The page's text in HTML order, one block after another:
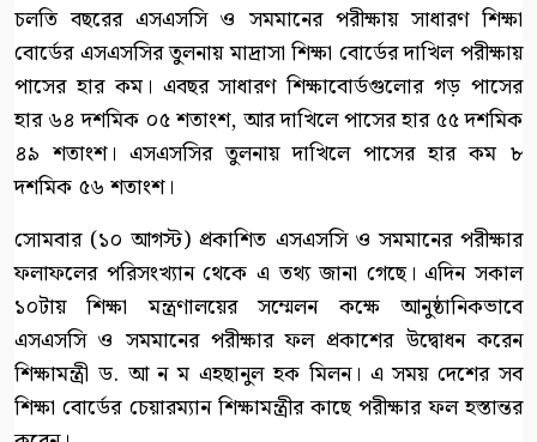
চলতি বছরের এসএসসি ও সমমানের পরীক্ষায় সাধারণ শিক্ষা
বোর্ডের এসএসসির তুলনায় মাদ্রাসা শিক্ষা বোর্ডের দাখিল পরীক্ষায়
পাসের হার কম। এবছর সাধারণ শিক্ষাবোর্ডগুলোর গড় পাসের
হার ৬৪ দশমিক ০৫ শতাংশ, আর দাখিলে পাসের হার ৫৫ দশমিক
৪৯ শতাংশ। এসএসসির তুলনায় দাখিলে পাসের হার কম ৮
দশমিক ৫৬ শতাংশ।
সোমবার (১০ আগস্ট) প্রকাশিত এসএসসি ও সমমানের পরীক্ষার
ফলাফলের পরিসংখ্যান থেকে এ তথ্য জানা গেছে। এদিন সকাল
১০টায় শিক্ষা মন্ত্রণালয়ের সম্মেলন কক্ষে আনুষ্ঠানিকভাবে
এসএসসি ও সমমানের পরীক্ষার ফল প্রকাশের উদ্বোধন করেন
শিক্ষামন্ত্রী ড. আ ন ম এহছানুল হক মিলন। এ সময় দেশের সব
শিক্ষা বোর্ডের চেয়ারম্যান শিক্ষামন্ত্রীর কাছে পরীক্ষার ফল হস্তান্তর